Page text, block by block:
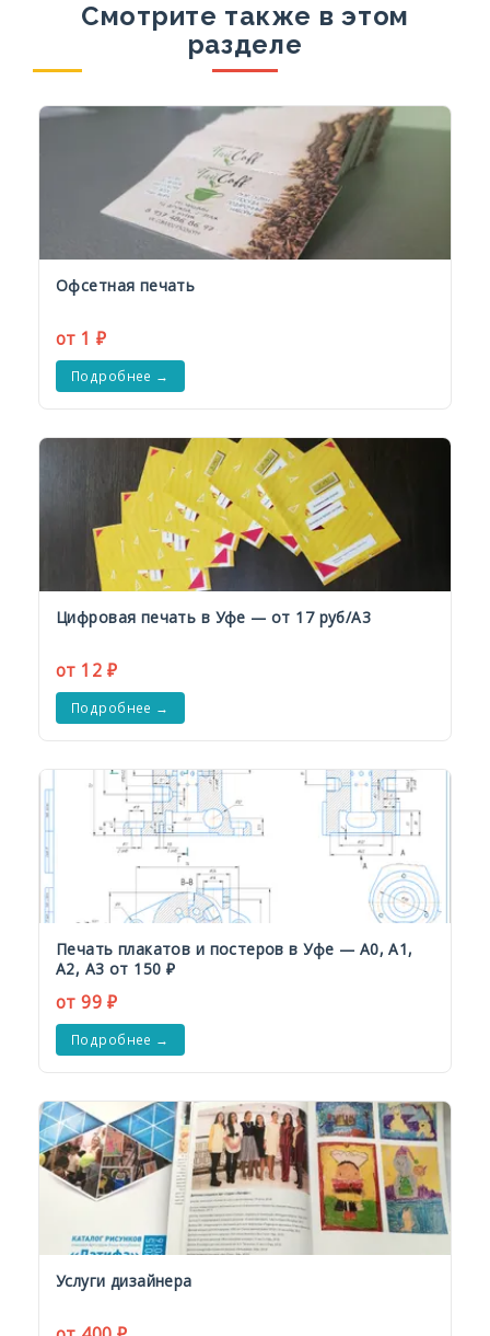
Смотрите также в этом
разделе
Офсетная печать
от 1 ₽
Подробнее →
Цифровая печать в Уфе — от 17 руб/А3
от 12 ₽
Подробнее →
Печать плакатов и постеров в Уфе — А0, А1,
А2, А3 от 150 ₽
от 99 ₽
Подробнее →
Услуги дизайнера